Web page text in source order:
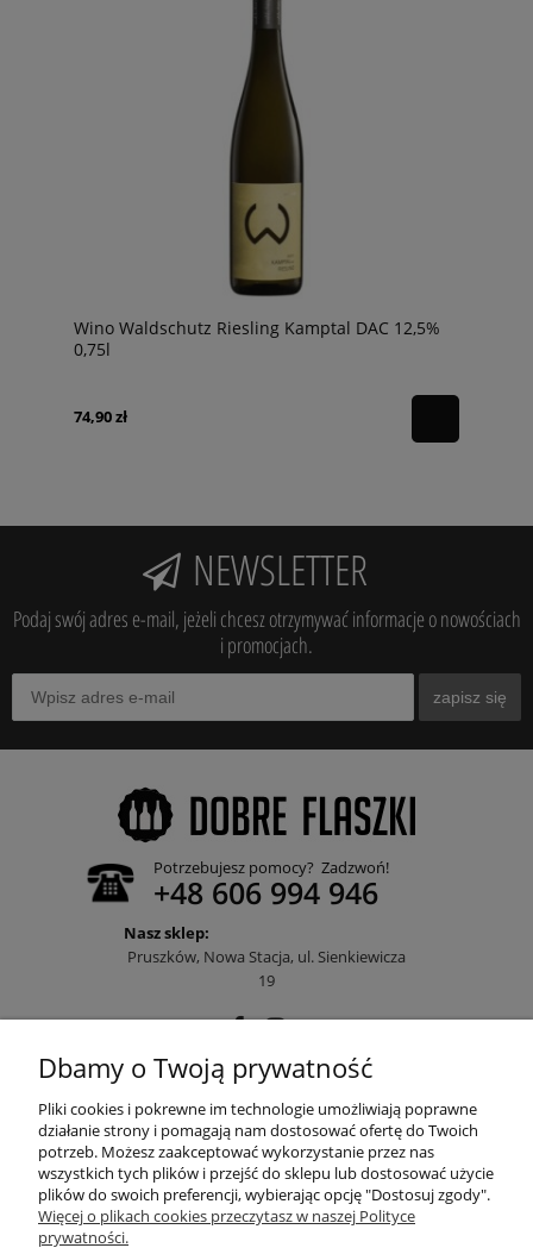
Wino Waldschutz Riesling Kamptal DAC 12,5%
0,75l
74,90 zł
NEWSLETTER
Podaj swój adres e-mail, jeżeli chcesz otrzymywać informacje o nowościach
i promocjach.
zapisz się
Potrzebujesz pomocy? Zadzwoń!
+48 606 994 946
Nasz sklep:
Pruszków, Nowa Stacja, ul. Sienkiewicza
19
POMOC
MOJE KONTO
Dbamy o Twoją prywatność
Pliki cookies i pokrewne im technologie umożliwiają poprawne
działanie strony i pomagają nam dostosować ofertę do Twoich
potrzeb. Możesz zaakceptować wykorzystanie przez nas
wszystkich tych plików i przejść do sklepu lub dostosować użycie
plików do swoich preferencji, wybierając opcję "Dostosuj zgody".
Więcej o plikach cookies przeczytasz w naszej Polityce
prywatności.